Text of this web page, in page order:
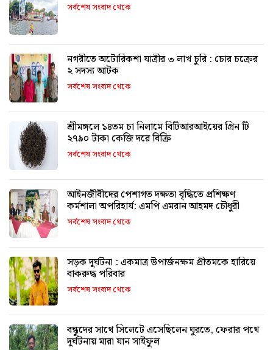
সর্বশেষ সংবাদ থেকে
নগরীতে অটোরিকশা যাত্রীর ৩ লাখ চুরি : চোর চক্রের
২ সদস্য আটক
সর্বশেষ সংবাদ থেকে
শ্রীমঙ্গলে ১৪তম চা নিলামে বিটিআরআইয়ের গ্রিন টি
২৭৯০ টাকা কেজি দরে বিক্রি
সর্বশেষ সংবাদ থেকে
আইনজীবীদের পেশাগত দক্ষতা বৃদ্ধিতে প্রশিক্ষণ
কর্মশালা অপরিহার্য: এমপি এমরান আহমদ চৌধুরী
সর্বশেষ সংবাদ থেকে
সড়ক দুর্ঘটনা : একমাত্র উপার্জনক্ষম প্রীতমকে হারিয়ে
বাকরুদ্ধ পরিবার
সর্বশেষ সংবাদ থেকে
বন্ধুদের সাথে সিলেটে এসেছিলেন ঘুরতে, ফেরার পথে
দুর্ঘটনায় মারা যান সাইফুল